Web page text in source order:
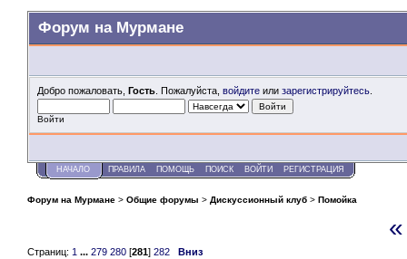
Форум на Мурмане
Добро пожаловать, Гость . Пожалуйста, войдите или зарегистрируйтесь
Войти
НАЧАЛО ПРАВИЛА ПОМОЩЬ ПОИСК ВОЙТИ РЕГИСТРАЦИЯ
Форум на Мурмане > Общие форумы > Дискуссионный клуб > Помойка
Страниц: 1 ... 279 280 [281] 282 Вниз